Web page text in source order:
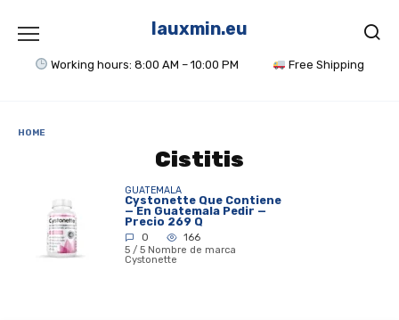
content
lauxmin.eu
Working hours: 8:00 AM – 10:00 PM Free Shipping
HOME
Cistitis
GUATEMALA
Cystonette Que Contiene
— En Guatemala Pedir —
Precio 269 Q
0
166
5 / 5 Nombre de marca
Cystonette